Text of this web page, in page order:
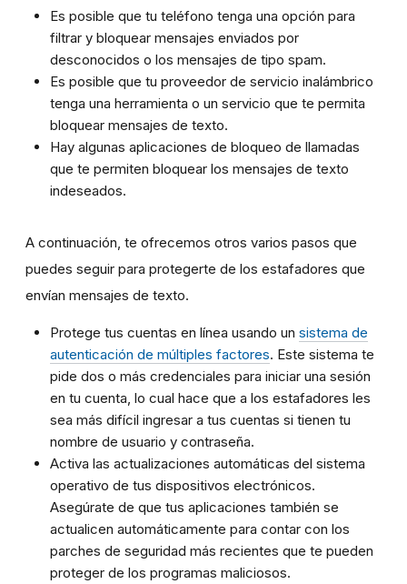
Es posible que tu teléfono tenga una opción para
filtrar y bloquear mensajes enviados por
desconocidos o los mensajes de tipo spam.
Es posible que tu proveedor de servicio inalámbrico
tenga una herramienta o un servicio que te permita
bloquear mensajes de texto.
Hay algunas aplicaciones de bloqueo de llamadas
que te permiten bloquear los mensajes de texto
indeseados.
A continuación, te ofrecemos otros varios pasos que
puedes seguir para protegerte de los estafadores que
envían mensajes de texto.
Protege tus cuentas en línea usando un sistema de
autenticación de múltiples factores. Este sistema te
pide dos o más credenciales para iniciar una sesión
en tu cuenta, lo cual hace que a los estafadores les
sea más difícil ingresar a tus cuentas si tienen tu
nombre de usuario y contraseña.
Activa las actualizaciones automáticas del sistema
operativo de tus dispositivos electrónicos.
Asegúrate de que tus aplicaciones también se
actualicen automáticamente para contar con los
parches de seguridad más recientes que te pueden
proteger de los programas maliciosos.